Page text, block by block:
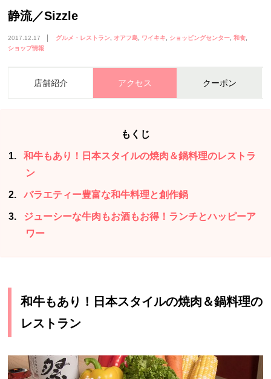
静流／Sizzle
2017.12.17 グルメ・レストラン オアフ島 ワイキキ ショッピングセンター 和食
ショップ情報
店舗紹介 アクセス クーポン
もくじ
1
和牛もあり！日本スタイルの焼肉＆鍋料理のレストラ
ン
2 バラエティー豊富な和牛料理と創作鍋
3
ジューシーな牛肉もお酒もお得！ランチとハッピーア
ワー
和牛もあり！日本スタイルの焼肉＆鍋料理の
レストラン